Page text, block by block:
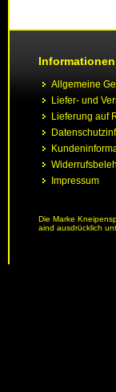
Informationen
Allgemeine
Liefer- und
Lieferung auf
Impressum
Die Marke
aind ausdrücklich